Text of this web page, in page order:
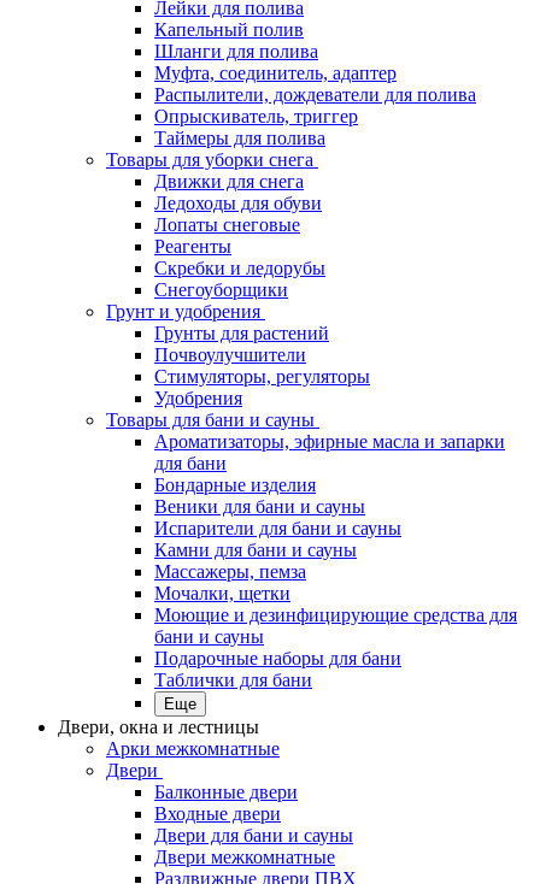
Лейки для полива
Капельный полив
Шланги для полива
Муфта, соединитель, адаптер
Распылители, дождеватели для полива
Опрыскиватель, триггер
Таймеры для полива
Товары для уборки снега
Движки для снега
Ледоходы для обуви
Лопаты снеговые
Реагенты
Скребки и ледорубы
Снегоуборщики
Грунт и удобрения
Грунты для растений
Почвоулучшители
Стимуляторы, регуляторы
Удобрения
Товары для бани и сауны
Ароматизаторы, эфирные масла и запарки
для бани
Бондарные изделия
Веники для бани и сауны
Испарители для бани и сауны
Камни для бани и сауны
Массажеры, пемза
Мочалки, щетки
Моющие и дезинфицирующие средства для
бани и сауны
Подарочные наборы для бани
Таблички для бани
Еще
Двери, окна и лестницы
Арки межкомнатные
Двери
Балконные двери
Входные двери
Двери для бани и сауны
Двери межкомнатные
Раздвижные двери ПВХ